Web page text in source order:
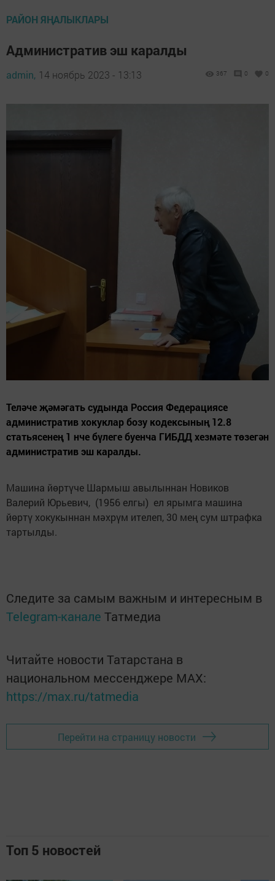
РАЙОН ЯҢАЛЫКЛАРЫ
Административ эш каралды
admin, 14 ноябрь 2023 - 13:13 367 0 0
Теләче җәмәгать судында Россия Федерациясе
административ хокуклар бозу кодексының 12.8
статьясенең 1 нче бүлеге буенча ГИБДД хезмәте төзегән
административ эш каралды.
Машина йөртүче Шармыш авылыннан Новиков
Валерий Юрьевич, (1956 елгы) ел ярымга машина
йөртү хокукыннан мәхрүм ителеп, 30 мең сум штрафка
тартылды.
Следите за самым важным и интересным в
Telegram-канале Татмедиа
Читайте новости Татарстана в
национальном мессенджере MАХ:
https://max.ru/tatmedia
Перейти на страницу новости
Топ 5 новостей